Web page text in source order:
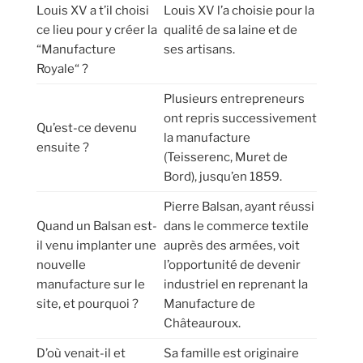
Louis XV a t’il choisi
ce lieu pour y créer la
“Manufacture
Royale“ ?
Louis XV l’a choisie pour la
qualité de sa laine et de
ses artisans.
Qu’est-ce devenu
ensuite ?
Plusieurs entrepreneurs
ont repris successivement
la manufacture
(Teisserenc, Muret de
Bord), jusqu’en 1859.
Quand un Balsan est-
il venu implanter une
nouvelle
manufacture sur le
site, et pourquoi ?
Pierre Balsan, ayant réussi
dans le commerce textile
auprès des armées, voit
l’opportunité de devenir
industriel en reprenant la
Manufacture de
Châteauroux.
D’où venait-il et
Sa famille est originaire